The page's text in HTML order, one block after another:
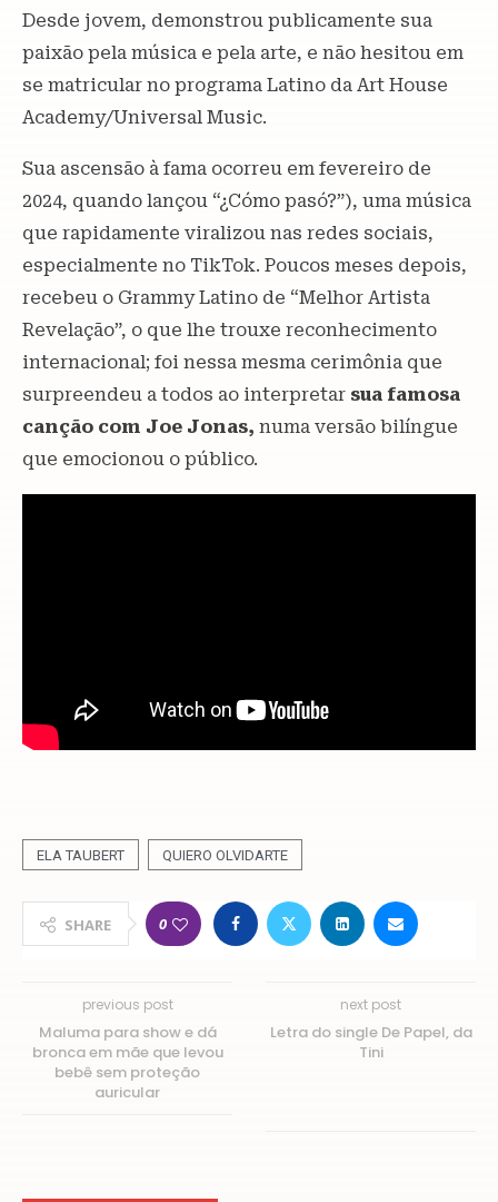
Desde jovem, demonstrou publicamente sua
paixão pela música e pela arte, e não hesitou em
se matricular no programa Latino da Art House
Academy/Universal Music.
Sua ascensão à fama ocorreu em fevereiro de
2024, quando lançou “¿Cómo pasó?”), uma música
que rapidamente viralizou nas redes sociais,
especialmente no TikTok. Poucos meses depois,
recebeu o Grammy Latino de “Melhor Artista
Revelação”, o que lhe trouxe reconhecimento
internacional; foi nessa mesma cerimônia que
surpreendeu a todos ao interpretar sua famosa
canção com Joe Jonas, numa versão bilíngue
que emocionou o público.
ELA TAUBERT QUIERO OLVIDARTE
SHARE 0
previous post
Maluma para show e dá
bronca em mãe que levou
bebê sem proteção
auricular
next post
Letra do single De Papel, da
Tini